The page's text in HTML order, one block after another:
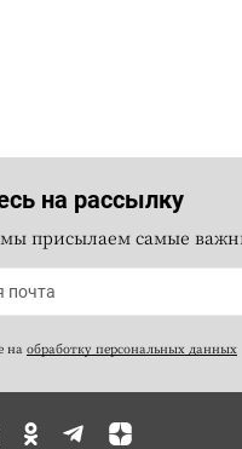
на рассылку
присылаем самые
на обработку персональных данных